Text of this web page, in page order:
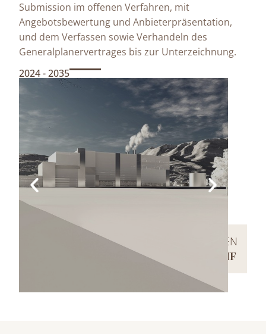
2024 - 2035
PROJEKTVOLUMEN
CA. 500 MIO. CHF
Submission im offenen Verfahren, mit
Angebotsbewertung und Anbieterpräsentation,
und dem Verfassen sowie Verhandeln des
Generalplanervertrages bis zur Unterzeichnung.